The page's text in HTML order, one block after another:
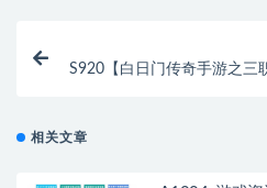
S920【白日门传奇手游之三
相关文章